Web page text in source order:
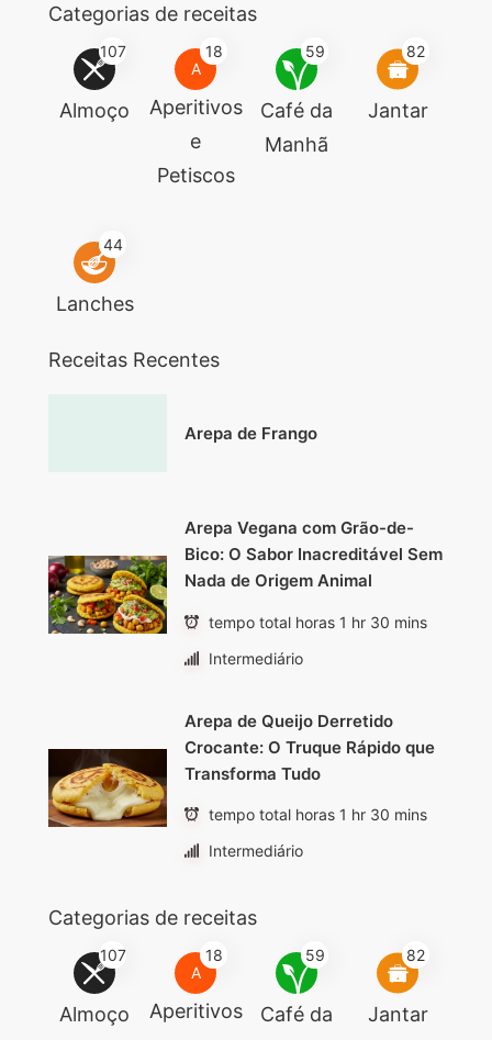
Categorias de receitas
107
Almoço
A
18
Aperitivos
e
Petiscos
59
Café da
Manhã
82
Jantar
44
Lanches
Receitas Recentes
Arepa de Frango
Arepa Vegana com Grão-de-
Bico: O Sabor Inacreditável Sem
Nada de Origem Animal
tempo total horas 1 hr 30 mins
Intermediário
Arepa de Queijo Derretido
Crocante: O Truque Rápido que
Transforma Tudo
tempo total horas 1 hr 30 mins
Intermediário
Categorias de receitas
107
Almoço
A
18
Aperitivos
59
Café da
82
Jantar